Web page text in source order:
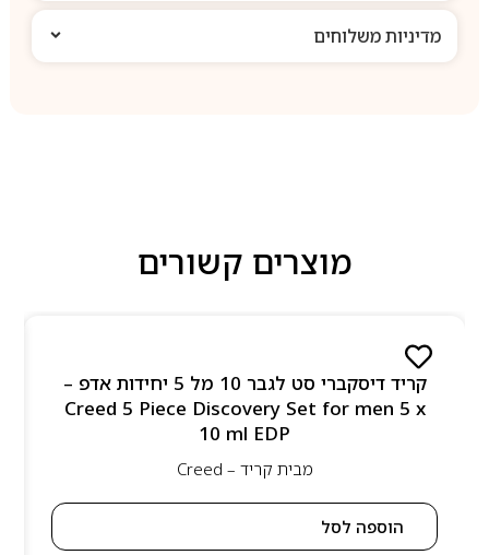
מדיניות משלוחים
מוצרים קשורים
קריד דיסקברי סט לגבר 10 מל 5 יחידות אדפ –
Creed 5 Piece Discovery Set for men 5 x
10 ml EDP
מבית קריד – Creed
הוספה לסל